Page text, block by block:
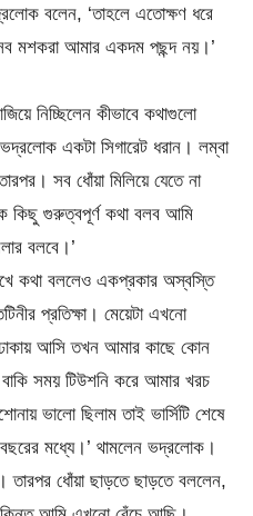
বলেন, ‘তাহলে এতোক্ষণ ধরে
মশকরা আমার একদম পছন্দ নয়।’
নিচ্ছিলেন কীভাবে কথাগুলো
একটা সিগারেট ধরান। লম্বা
সব ধোঁয়া মিলিয়ে যেতে না
কিছু গুরুত্বপূর্ণ কথা বলব আমি
বলবে।’
কথা বললেও একপ্রকার অস্বস্তি
প্রতিক্ষা। মেয়েটা এখনো
আসি তখন আমার কাছে কোন
সময় টিউশনি করে আমার খরচ
ভালো ছিলাম তাই ভার্সিটি শেষে
মধ্যে।’ থামলেন ভদ্রলোক।
তারপর ধোঁয়া ছাড়তে ছাড়তে বললেন,